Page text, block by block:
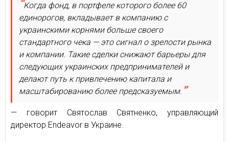
Когда фонд, в портфеле которого более 60
единорогов, вкладывает в компанию с
украинскими корнями больше своего
стандартного чека — это сигнал о зрелости рынка
и компании. Такие сделки снижают барьеры для
следующих украинских предпринимателей и
делают путь к привлечению капитала и
масштабированию более предсказуемым.
— говорит Святослав Святненко, управляющий
директор Endeavor в Украине.